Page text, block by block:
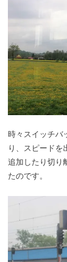
時々スイッチバ
り、スピードを
追加したり切り
たのです。